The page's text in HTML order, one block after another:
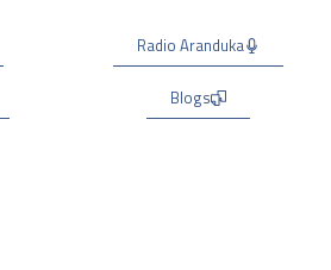
Radio Aranduka
Blogs